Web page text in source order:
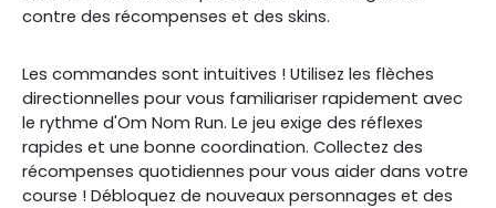
contre des récompenses et des skins.
Les commandes sont intuitives ! Utilisez les flèches
directionnelles pour vous familiariser rapidement avec
le rythme d'Om Nom Run. Le jeu exige des réflexes
rapides et une bonne coordination. Collectez des
récompenses quotidiennes pour vous aider dans votre
course ! Débloquez de nouveaux personnages et des